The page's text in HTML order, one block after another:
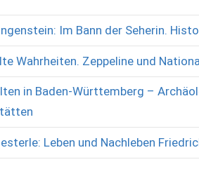
Im Bann der Seherin.
Wahrheiten. Zeppeline und
in Baden-Württemberg –
Leben und Nachleben